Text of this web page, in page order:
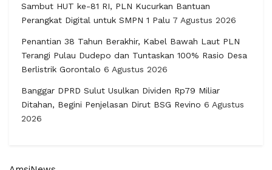
Sambut HUT ke-81 RI, PLN Kucurkan Bantuan
Perangkat Digital untuk SMPN 1 Palu 7 Agustus 2026
Penantian 38 Tahun Berakhir, Kabel Bawah Laut PLN
Terangi Pulau Dudepo dan Tuntaskan 100% Rasio Desa
Berlistrik Gorontalo 6 Agustus 2026
Banggar DPRD Sulut Usulkan Dividen Rp79 Miliar
Ditahan, Begini Penjelasan Dirut BSG Revino 6 Agustus
2026